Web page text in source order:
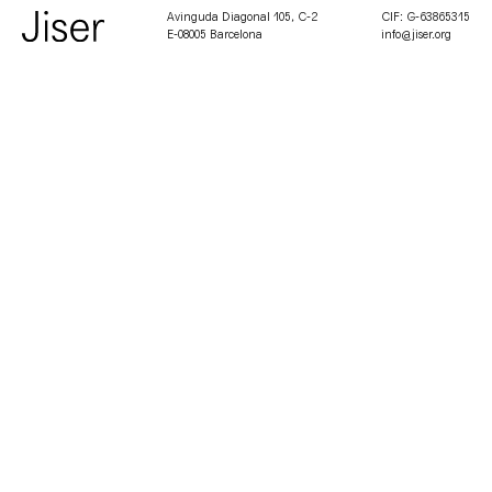
Avinguda Diagonal 105, C-2
E-08005 Barcelona
CIF: G-63865315
info@jiser.org